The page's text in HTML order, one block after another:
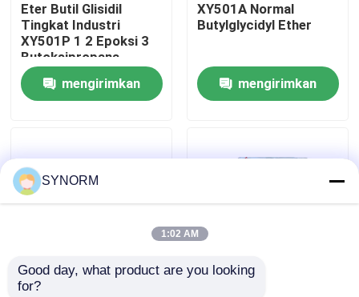
Kontrol kualitas
Hubungi kami
Alkyl Glycidyl Ether
Glycidyl Ether Alifatik
Glycol Diglycidyl Ether
Eter Butil Glisidil
Tingkat Industri
XY501P 1 2 Epoksi 3
Butoksipropana
mengirimkan
XY501A Normal
Butylglycidyl Ether
mengirimkan
XY501B-1 Butil
SYNORM
1:02 AM
Good day, what product are you looking
for?